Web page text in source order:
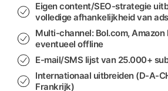
Eigen content/SEO-strategie
volledige afhankelijkheid van
Multi-channel: Bol.com, Amazon
eventueel offline
E-mail/SMS lijst van 25.000+
Internationaal uitbreiden (D-A-
Frankrijk)